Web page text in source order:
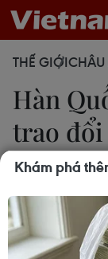
THẾ GIỚICHÂU
Hàn
trao đổi
Tiên
12/06/2017
Bộ trưởng
Khám phá